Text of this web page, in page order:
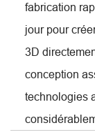
fabrication
jour pour
3D
conception
technologies